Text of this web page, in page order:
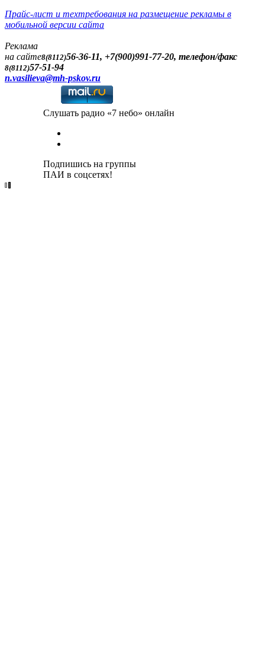
Прайс-лист и техтребования на размещение рекламы в
мобильной версии сайта
Реклама
на сайте8(8112)56-36-11, +7(900)991-77-20, телефон/факс
8(8112)57-51-94
n.vasilieva@mh-pskov.ru
Слушать радио «7 небо» онлайн
Подпишись на группы
ПАИ в соцсетях!